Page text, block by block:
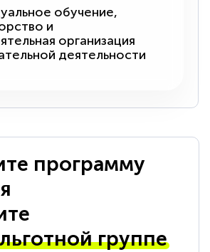
обучение,
и
организация
деятельности
программу
группе